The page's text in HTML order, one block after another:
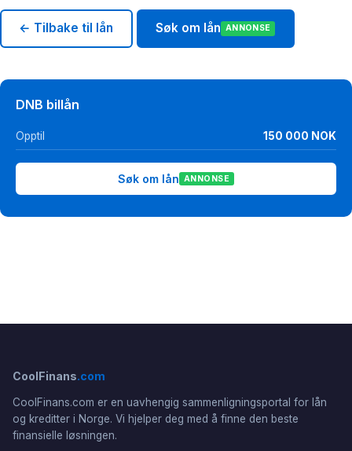
← Tilbake til lån Søk om lån ANNONSE
DNB billån
Opptil 150 000 NOK
Søk om lån ANNONSE
CoolFinans.com
CoolFinans.com er en uavhengig sammenligningsportal for lån
og kreditter i Norge. Vi hjelper deg med å finne den beste
finansielle løsningen.